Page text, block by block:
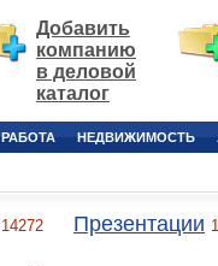
Добавить
компанию
в деловой
каталог
РАБОТА НЕДВИЖИМОСТЬ
14272 Презентации